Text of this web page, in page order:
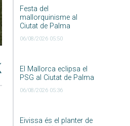
Festa del
mallorquinisme al
Ciutat de Palma
06/08/2026 05:50
El Mallorca eclipsa el
PSG al Ciutat de Palma
06/08/2026 05:36
Eivissa és el planter de